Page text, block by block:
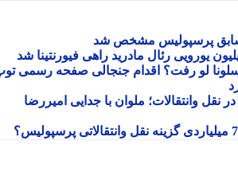
پرسپولیس مشخص شد
لو رفت؟ اقدام جنجالی صفحه رسمی توپ
وانتقالات؛ ملوان با جدایی امیررضا